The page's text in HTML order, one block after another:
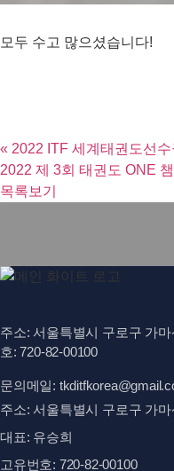
모두 수고 많으셨습니다!
« 2022 ITF 세계태권도선
2022 제 3회 태권도 ONE
목록보기
주소: 서울특별시 구로구 가
호: 720-82-00100
문의메일:
주소: 서울특별시 구로구 가
대표: 유승희
고유번호: 720-82-00100